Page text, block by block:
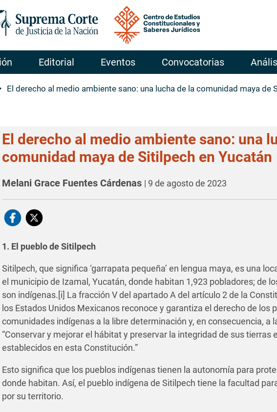
Pasar al contenido principal
Editorial Eventos Convocatorias
El derecho al medio ambiente sano: una lucha de la comunidad maya de
(ej. igualdad, sociedad civil).
El derecho al medio ambiente sano: una
comunidad maya de Sitilpech en Yucatán
Melani Grace Fuentes Cárdenas | 9 de agosto de 2023
1. El pueblo de Sitilpech
Sitilpech, que significa ‘garrapata pequeña’ en lengua maya, es una
el municipio de Izamal, Yucatán, donde habitan 1,923 pobladores; de
son indígenas. [i] La fracción V del apartado A del artículo 2 de la
los Estados Unidos Mexicanos reconoce y garantiza el derecho de los
comunidades indígenas a la libre determinación y, en consecuencia, a
“Conservar y mejorar el hábitat y preservar la integridad de sus tierras
establecidos en esta Constitución.”
Esto significa que los pueblos indígenas tienen la autonomía para
donde habitan. Así, el pueblo indígena de Sitilpech tiene la facultad
por su territorio.